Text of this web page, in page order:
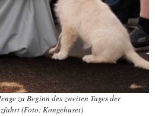
zu Beginn des zweiten Tages der
(Foto: Kongehuset)